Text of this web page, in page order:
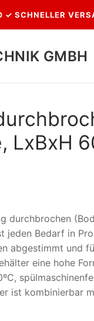
✓ SCHNELLER
GMBH
nach:
LxBxH
durchbrochen
jeden Bedarf in
abgestimmt und
eine hohe
ist kombinierbar